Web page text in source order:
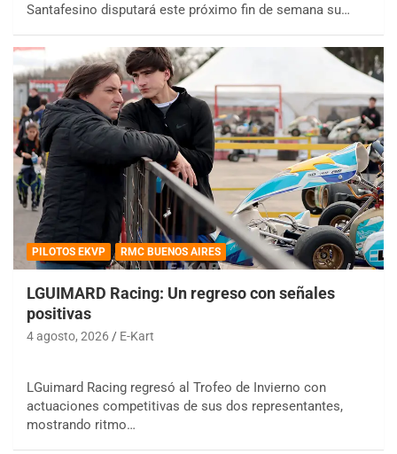
Santafesino disputará este próximo fin de semana su…
PILOTOS EKVP RMC BUENOS AIRES
LGUIMARD Racing: Un regreso con señales
positivas
4 agosto, 2026 E-Kart
LGuimard Racing regresó al Trofeo de Invierno con
actuaciones competitivas de sus dos representantes,
mostrando ritmo…
COBERTURA ESPECIAL DE E-KART.COM.AR
08/09-AGO